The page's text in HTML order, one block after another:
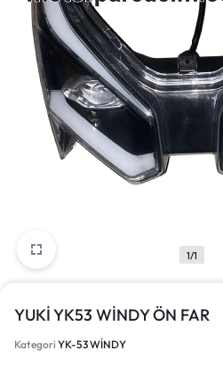
1/1
YUKİ YK53 WİNDY ÖN FAR
Kategori YK-53 WİNDY